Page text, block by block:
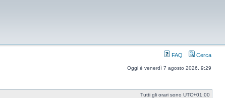
FAQ Cerca
Oggi è venerdì 7 agosto 2026, 9:29
Tutti gli orari sono UTC+01:00